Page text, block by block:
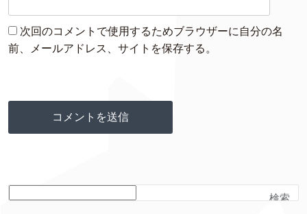
次回のコメントで使用するためブラウザーに自分の名
前、メールアドレス、サイトを保存する。
検索